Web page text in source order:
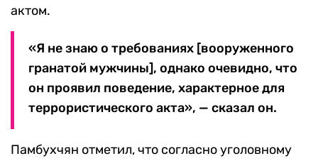
актом.
«Я не знаю о требованиях [вооруженного
гранатой мужчины], однако очевидно, что
он проявил поведение, характерное для
террористического акта», — сказал он.
Памбухчян отметил, что согласно уголовному